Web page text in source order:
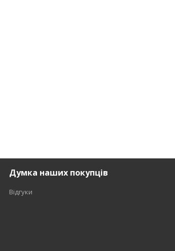
Думка наших покупців
Відгуки